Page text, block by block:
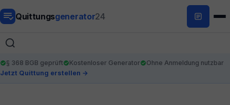
Quittungsgenerator24
§ 368 BGB geprüft Kostenloser Generator
Ohne Anmeldung nutzbar
Jetzt Quittung erstellen →